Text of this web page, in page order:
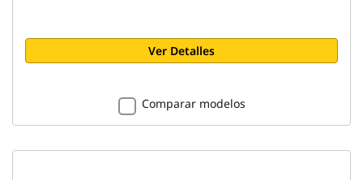
Ver Detalles
Comparar modelos